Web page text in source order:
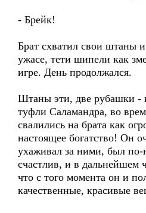
- Брейк!
Брат схватил свои штаны и
ужасе, тети шипели как
игре. День продолжался.
Штаны эти, две рубашки -
туфли Саламандра, во
свалились на брата как
настоящее богатство! Он
ухаживал за ними, был по-
счастлив, и в дальнейшем
что с того момента он и
качественные, красивые